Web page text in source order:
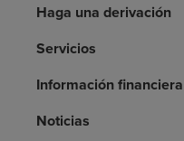
Acerca de nosotros
Haga una derivación
Servicios
Información financiera
Noticias